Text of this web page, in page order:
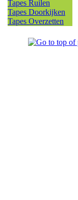
Tapes Ruilen
Tapes Doorkijken
Tapes Overzetten